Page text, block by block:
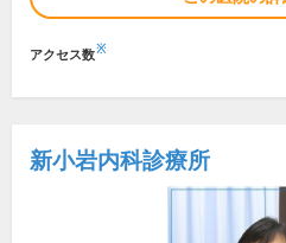
アクセス数※
新小岩内科診療所